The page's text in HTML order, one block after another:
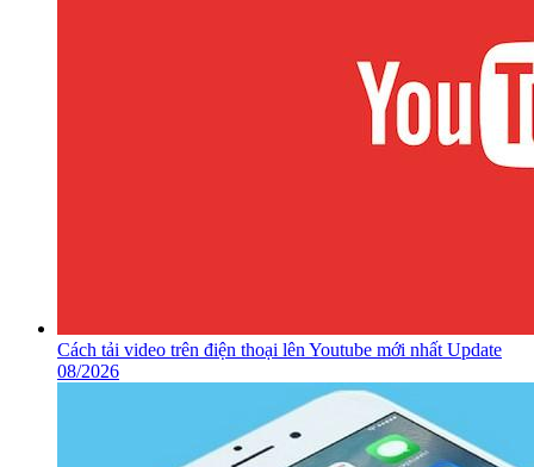
Cách tải video trên điện thoại lên Youtube mới nhất Update
08/2026